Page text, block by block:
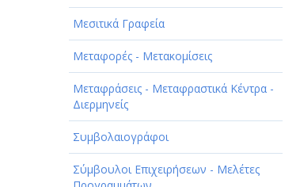
ΞΕΝΟΔΟΧΕΙΑ - ΤΟΥΡΙΣΜΟΣ
ΟΜΟΡΦΙΑ
ΠΑΡΟΧΗ ΥΠΗΡΕΣΙΩΝ
ΤΕΧΝΙΚΑ - ΚΑΤΑΣΚΕΥΑΣΤΙΚΑ
ΤΕΧΝΟΛΟΓΙΑ
Μεσιτικά Γραφεία
Μεταφορές - Μετακομίσεις
Μεταφράσεις - Μεταφραστικά Κέντρα -
Διερμηνείς
Συμβολαιογράφοι
Σύμβουλοι Επιχειρήσεων - Μελέτες